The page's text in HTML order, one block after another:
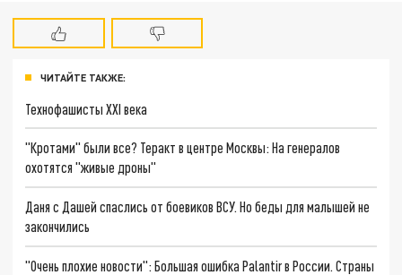
ЧИТАЙТЕ ТАКЖЕ:
Технофашисты XXI века
"Кротами" были все? Теракт в центре Москвы: На генералов
охотятся "живые дроны"
Даня с Дашей спаслись от боевиков ВСУ. Но беды для малышей не
закончились
"Очень плохие новости": Большая ошибка Palantir в России. Страны